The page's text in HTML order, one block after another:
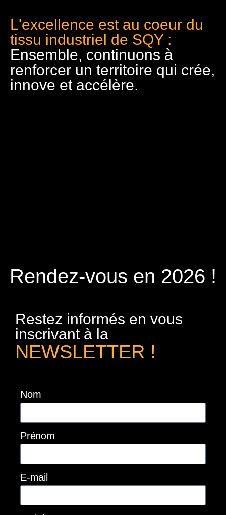
L'excellence est au coeur du
tissu industriel de SQY :
Ensemble, continuons à
renforcer un territoire qui crée,
innove et accélère.
Rendez-vous en 2026 !
Restez informés en vous
inscrivant à la
NEWSLETTER !
Nom
Prénom
E-mail